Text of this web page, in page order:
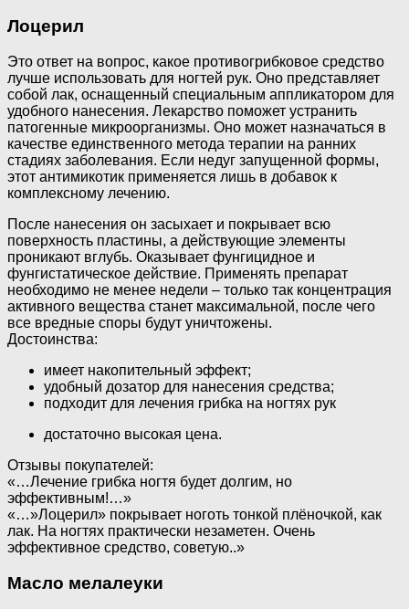
Лоцерил
Это ответ на вопрос, какое противогрибковое средство
лучше использовать для ногтей рук. Оно представляет
собой лак, оснащенный специальным аппликатором для
удобного нанесения. Лекарство поможет устранить
патогенные микроорганизмы. Оно может назначаться в
качестве единственного метода терапии на ранних
стадиях заболевания. Если недуг запущенной формы,
этот антимикотик применяется лишь в добавок к
комплексному лечению.
После нанесения он засыхает и покрывает всю
поверхность пластины, а действующие элементы
проникают вглубь. Оказывает фунгицидное и
фунгистатическое действие. Применять препарат
необходимо не менее недели – только так концентрация
активного вещества станет максимальной, после чего
все вредные споры будут уничтожены.
Достоинства:
имеет накопительный эффект;
удобный дозатор для нанесения средства;
подходит для лечения грибка на ногтях рук
достаточно высокая цена.
Отзывы покупателей:
«…Лечение грибка ногтя будет долгим, но
эффективным!…»
«…»Лоцерил» покрывает ноготь тонкой плёночкой, как
лак. На ногтях практически незаметен. Очень
эффективное средство, советую..»
Масло мелалеуки